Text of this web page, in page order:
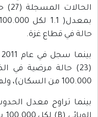
حالة في قطاع غزة.
100.000 من السكان)، ولم يبلغ عن أي حالة في قطاع غزة.
بينما تراوح معدل